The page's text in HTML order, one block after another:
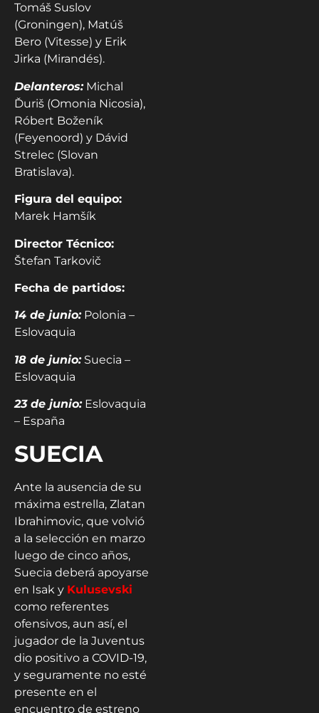
Tomáš Suslov
(Groningen), Matúš
Bero (Vitesse) y Erik
Jirka (Mirandés).
Delanteros:Michal
Ďuriš (Omonia Nicosia),
Róbert Boženík
(Feyenoord) y Dávid
Strelec (Slovan
Bratislava).
Figura del equipo:
Marek Hamšík
Director Técnico:
Štefan Tarkovič
Fecha de partidos:
14 de junio:Polonia –
Eslovaquia
18 de junio:Suecia –
Eslovaquia
23 de junio:Eslovaquia
– España
SUECIA
Ante la ausencia de su
máxima estrella, Zlatan
Ibrahimovic, que volvió
a la selección en marzo
luego de cinco años,
Suecia deberá apoyarse
en Isak y Kulusevski
como referentes
ofensivos, aun así, el
jugador de la Juventus
dio positivo a COVID-19,
y seguramente no esté
presente en el
encuentro de estreno